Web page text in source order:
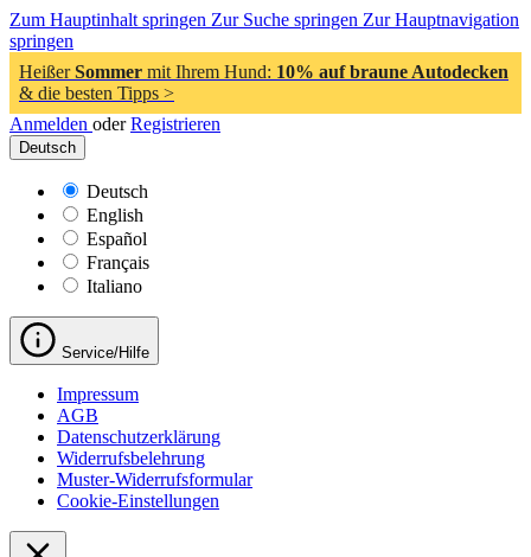
Zum Hauptinhalt springen Zur Suche springen Zur Hauptnavigation
springen
HeißerSommer mit Ihrem Hund: 10% auf braune Autodecken
& die besten Tipps >
Anmelden oder Registrieren
Deutsch
Deutsch
English
Español
Français
Italiano
Service/Hilfe
Impressum
AGB
Datenschutzerklärung
Widerrufsbelehrung
Muster-Widerrufsformular
Cookie-Einstellungen